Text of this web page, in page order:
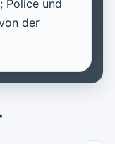
Police und
der